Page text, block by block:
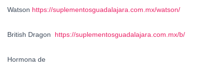
Watson https://suplementosguadalajara.com.mx/watson/
British Dragon https://suplementosguadalajara.com.mx/b/
Hormona de